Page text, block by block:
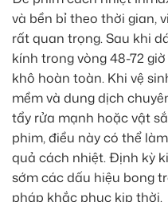
và bền bỉ theo thời gian,
rất quan trọng. Sau khi
kính trong vòng 48-72
khô hoàn toàn. Khi vệ
mềm và dung dịch
tẩy rửa mạnh hoặc vật
phim, điều này có thể
quả cách nhiệt. Định kỳ
sớm các dấu hiệu bong
pháp khắc phục kịp thời.